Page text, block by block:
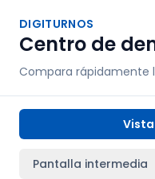
DIGITURNOS
Centro de
Compara rápidamente
Pantalla intermedia